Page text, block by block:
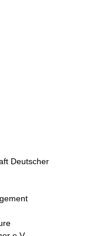
Deutscher